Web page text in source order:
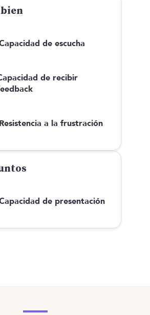
de escucha
de recibir
Resistencia a la frustración
de presentación